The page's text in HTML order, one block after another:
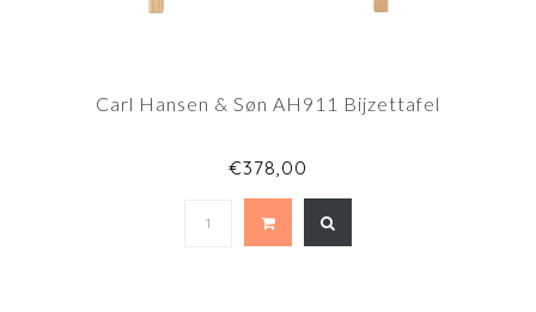
Carl Hansen & Søn AH911 Bijzettafel
€378,00